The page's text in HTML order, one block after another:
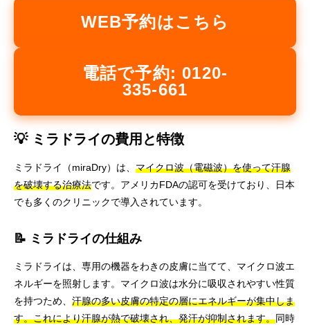
WEB予約はこちら
電話で予約: 0120-
335-661
💡 ミラドライの費用と特徴
ミラドライ（miraDry）は、 マイクロ波（電磁波）を使って汗腺
を破壊する治療法です。アメリカFDAの認可を受けており、日本
でも多くのクリニックで導入されています。
📝 ミラドライの仕組み
ミラドライは、専用の機器をわきの皮膚に当てて、マイクロ波エ
ネルギーを照射します。マイクロ波は水分に吸収されやすい性質
を持つため、 汗腺の多い皮膚の特定の層にエネルギーが集中しま
す。これにより汗腺が熱で破壊され、発汗が抑制されます。同時